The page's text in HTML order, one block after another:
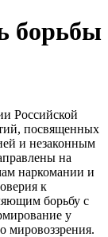
борьбы
Российской
посвященных
и незаконным
на
наркомании и
к
борьбу с
у
мировоззрения.